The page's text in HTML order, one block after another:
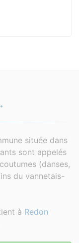
située dans
sont appelés
(danses,
du vannetais-
à Redon